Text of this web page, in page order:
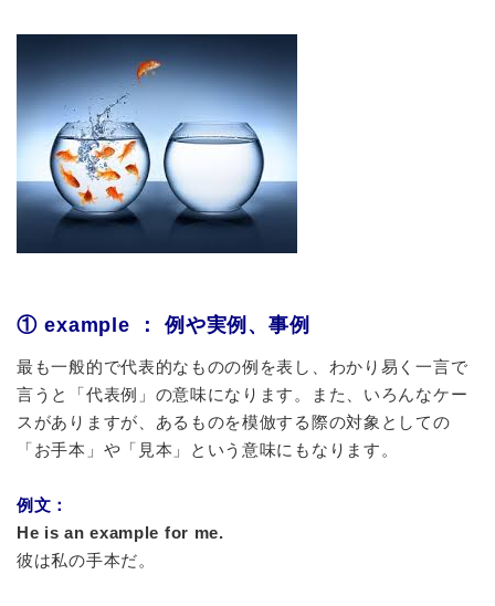
① example ： 例や実例、事例
最も一般的で代表的なものの例を表し、わかり易く一言で
言うと「代表例」の意味になります。また、いろんなケー
スがありますが、あるものを模倣する際の対象としての
「お手本」や「見本」という意味にもなります。
例文：
He is an example for me.
彼は私の手本だ。